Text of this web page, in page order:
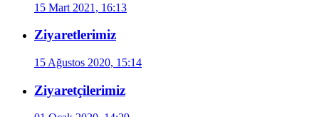
15 Mart 2021, 16:13
Ziyaretlerimiz
15 Ağustos 2020, 15:14
Ziyaretçilerimiz